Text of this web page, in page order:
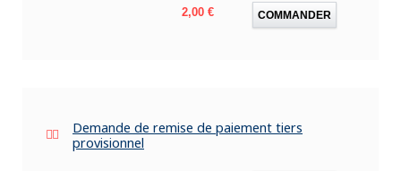
Prix
2,00 € COMMANDER
Demande de remise de paiement tiers
provisionnel